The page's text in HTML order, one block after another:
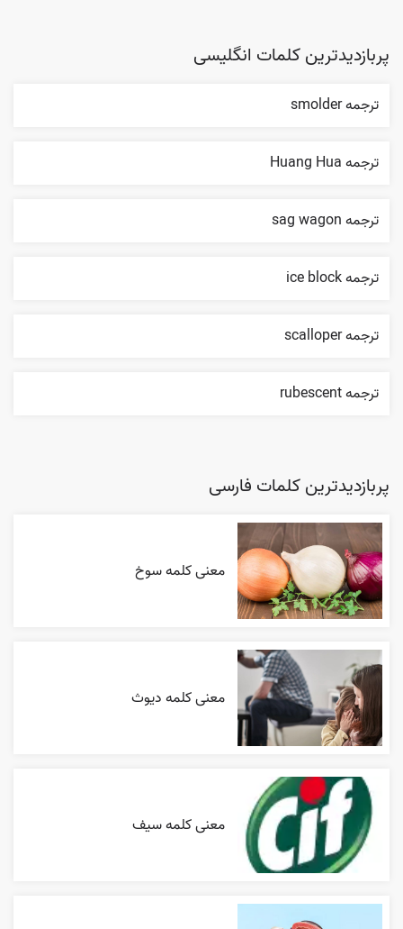
پربازدیدترین کلمات انگلیسی
ترجمه smolder
ترجمه Huang Hua
ترجمه sag wagon
ترجمه ice block
ترجمه scalloper
ترجمه rubescent
پربازدیدترین کلمات فارسی
معنی کلمه سوخ
معنی کلمه دیوث
معنی کلمه سیف